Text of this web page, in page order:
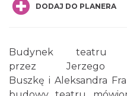
DODAJ DO PLANERA
Budynek teatru
przezJerzego
Buszkę i Aleksandra